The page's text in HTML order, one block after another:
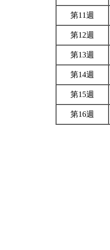
第11週
第12週
第13週
第14週
第15週
第16週